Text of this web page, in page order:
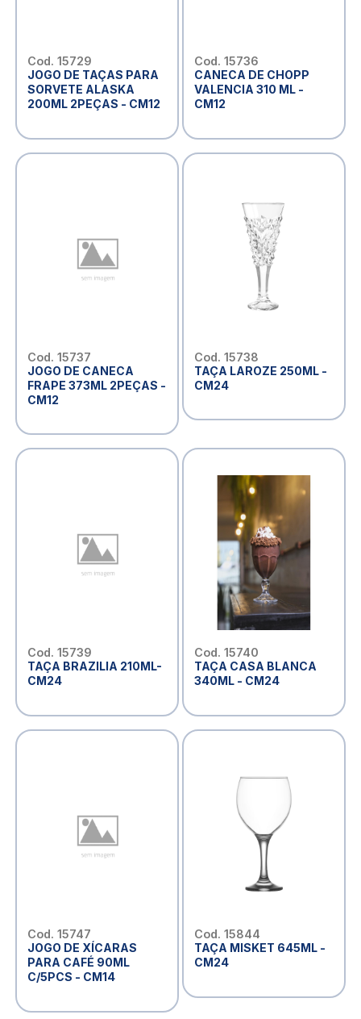
Cod. 15729
JOGO DE TAÇAS PARA
SORVETE ALASKA
200ML 2PEÇAS - CM12
Cod. 15736
CANECA DE CHOPP
VALENCIA 310 ML -
CM12
Cod. 15737
JOGO DE CANECA
FRAPE 373ML 2PEÇAS -
CM12
Cod. 15738
TAÇA LAROZE 250ML -
CM24
Cod. 15739
TAÇA BRAZILIA 210ML-
CM24
Cod. 15740
TAÇA CASA BLANCA
340ML - CM24
Cod. 15747
JOGO DE XÍCARAS
PARA CAFÉ 90ML
C/5PCS - CM14
Cod. 15844
TAÇA MISKET 645ML -
CM24